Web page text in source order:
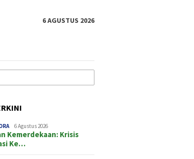
6 AGUSTUS 2026
6 Agustus 2026
Kemerdekaan: Krisis
Ke…